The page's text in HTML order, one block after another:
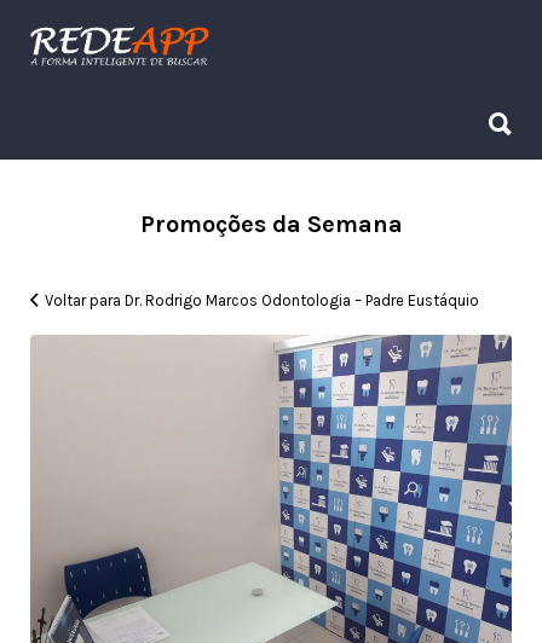
Procurar:
Promoções da Semana
Voltar para Dr. Rodrigo Marcos Odontologia – Padre Eustáquio